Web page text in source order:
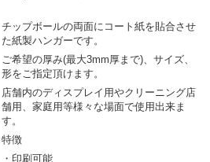
チップボールの両面にコート紙を貼合させ
た紙製ハンガーです。
ご希望の厚み(最大3mm厚まで)、サイズ、
形をご指定頂けます。
店舗内のディスプレイ用やクリーニング店
舗用、家庭用等様々な場面で使用出来ま
す。
特徴
・印刷可能